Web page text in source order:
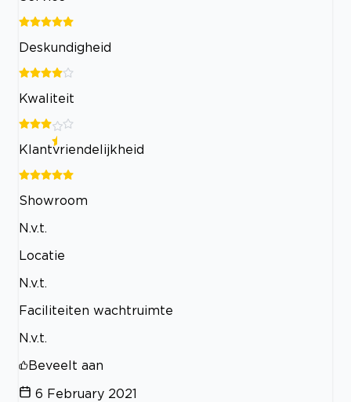
Deskundigheid
Kwaliteit
Klantvriendelijkheid
Showroom
N.v.t.
Locatie
N.v.t.
Faciliteiten wachtruimte
N.v.t.
Beveelt aan
6 February 2021